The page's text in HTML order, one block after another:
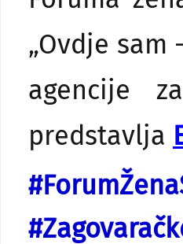
„Ovdje
agencije
predstavlja